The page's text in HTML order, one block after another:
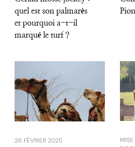
quel est son palmarès
et pourquoi a-t-il
marqué le turf ?
26 FÉVRIER 2025